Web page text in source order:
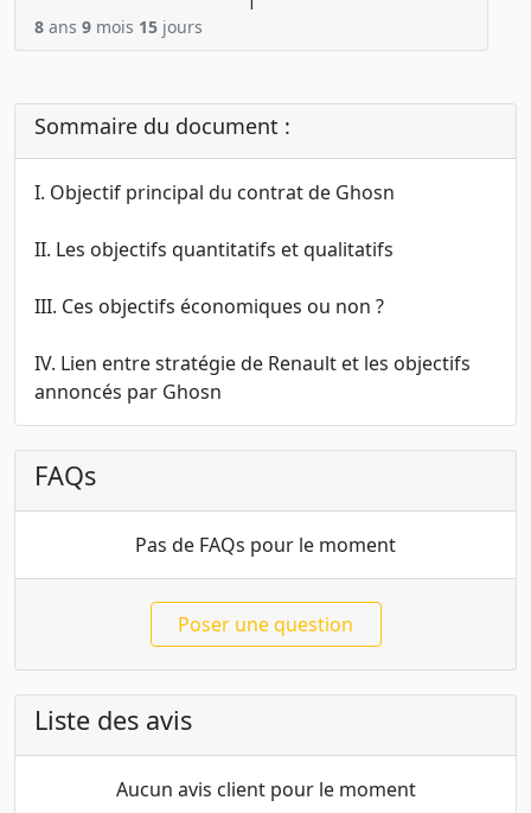
8 ans 9 mois 15 jours
Sommaire du document :
I. Objectif principal du contrat de Ghosn
II. Les objectifs quantitatifs et qualitatifs
III. Ces objectifs économiques ou non ?
IV. Lien entre stratégie de Renault et les objectifs
annoncés par Ghosn
FAQs
Pas de FAQs pour le moment
Poser une question
Liste des avis
Aucun avis client pour le moment